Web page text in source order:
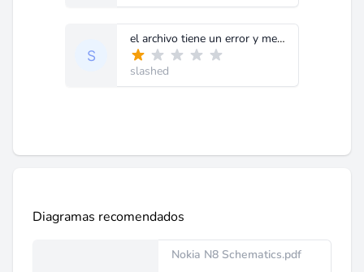
el archivo tiene un error y me quito diez credito el sistema me gustaria la reposicion delos creditos me refiero al archivo del nokia 5220 schematics
slashed
Diagramas recomendados
Nokia N8 Schematics.pdf